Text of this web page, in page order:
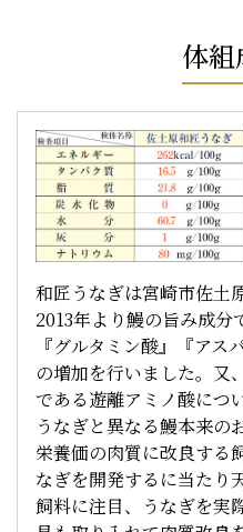
体
和匠うなぎは宮崎市佐土
2013年より鰻の旨み成分
『グルタミン酸』『アス
の増加を行いました。又
である遊離アミノ酸につ
うなぎと異なる鰻本来の
栄養価の肉質に改良する
なぎを開発するに当たり
飼料に注目、うなぎを実